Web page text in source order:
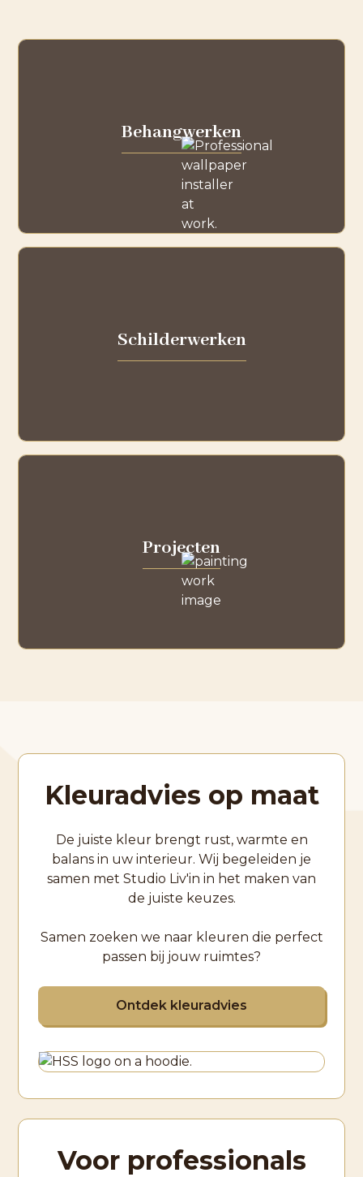
Behangwerken
Schilderwerken
Projecten
Kleuradvies op maat
De juiste kleur brengt rust, warmte en
balans in uw interieur. Wij begeleiden je
samen met Studio Liv'in in het maken van
de juiste keuzes.
Samen zoeken we naar kleuren die perfect
passen bij jouw ruimtes?
Ontdek kleuradvies
Voor professionals